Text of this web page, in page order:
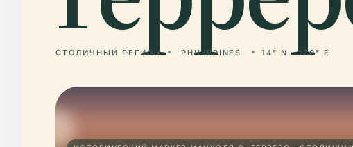
СТОЛИЧНЫЙ РЕГИОН PHILIPPINES 14° N · 120° E